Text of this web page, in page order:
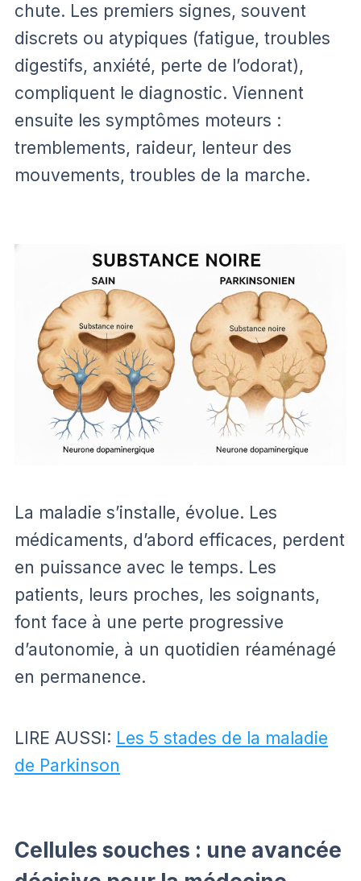
chute. Les premiers signes, souvent
discrets ou atypiques (fatigue, troubles
digestifs, anxiété, perte de l’odorat),
compliquent le diagnostic. Viennent
ensuite les symptômes moteurs :
tremblements, raideur, lenteur des
mouvements, troubles de la marche.
La maladie s’installe, évolue. Les
médicaments, d’abord efficaces, perdent
en puissance avec le temps. Les
patients, leurs proches, les soignants,
font face à une perte progressive
d’autonomie, à un quotidien réaménagé
en permanence.
LIRE AUSSI: Les 5 stades de la maladie
de Parkinson
Cellules souches : une avancée